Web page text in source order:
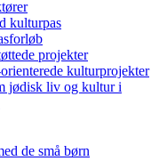
kulturpas
projekter
kulturprojekter
jødisk liv og kultur i
de små børn